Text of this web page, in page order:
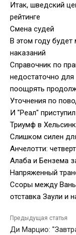
Итак, шведский
рейтинге
Смена судей
В этом году
наказаний
Справочник по
недостаточно для
поощрять
Уточнения по
И "Реал"
Триумф в
Слишком силен
Анчелотти:
Алаба и Бензема
Напряженный
Ссоры между
отставка Заули и
Предыдущая статья
Ди Марцио: